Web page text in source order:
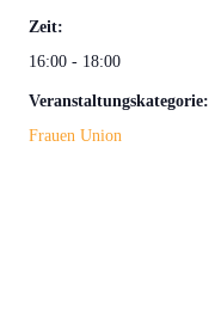
Zeit:
16:00 - 18:00
Veranstaltungskategorie:
Frauen Union